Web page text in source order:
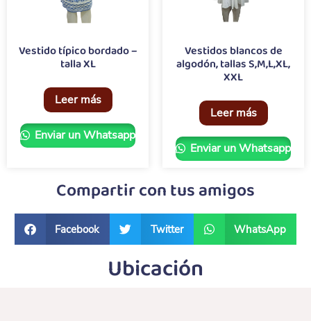
Vestido típico bordado –
talla XL
Leer más
Enviar un Whatsapp
Vestidos blancos de
algodón, tallas S,M,L,XL,
XXL
Leer más
Enviar un Whatsapp
Compartir con tus amigos
Facebook Twitter WhatsApp
Ubicación